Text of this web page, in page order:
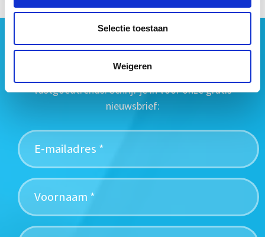
Selectie toestaan
Weigeren
media voor je samen en signaleren de belangrijkste
vastgoedtrends. Schrijf je in voor onze gratis
nieuwsbrief: